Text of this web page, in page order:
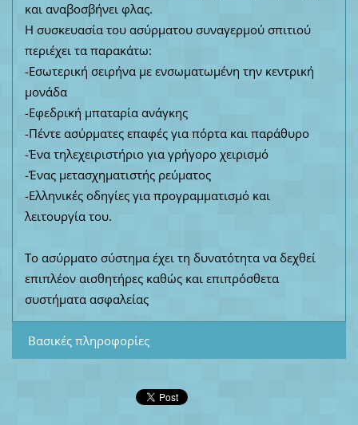
και αναβοσβήνει φλας.
Η συσκευασία του ασύρματου συναγερμού σπιτιού
περιέχει τα παρακάτω:
-Εσωτερική σειρήνα με ενσωματωμένη την κεντρική
μονάδα
-Εφεδρική μπαταρία ανάγκης
-Πέντε ασύρματες επαφές για πόρτα και παράθυρο
-Ένα τηλεχειριστήριο για γρήγορο χειρισμό
-Ένας μετασχηματιστής ρεύματος
-Ελληνικές οδηγίες για προγραμματισμό και
λειτουργία του.
Το ασύρματο σύστημα έχει τη δυνατότητα να δεχθεί
επιπλέον αισθητήρες καθώς και επιπρόσθετα
συστήματα ασφαλείας
Βασικές πληροφορίες